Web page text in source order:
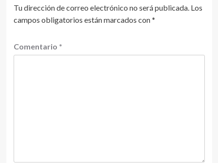
Tu dirección de correo electrónico no será publicada. Los
campos obligatorios están marcados con*
Comentario *